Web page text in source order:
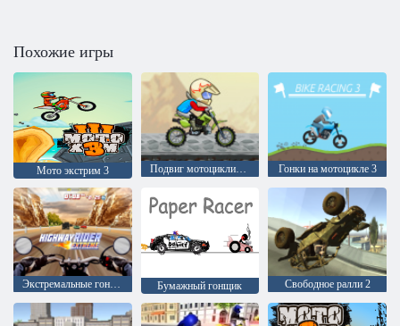
Похожие игры
Мото экстрим 3 Подвиг мотоциклистов Гонки на мотоцикле 3
Экстремальные гонки на шоссе Бумажный гонщик Свободное ралли 2